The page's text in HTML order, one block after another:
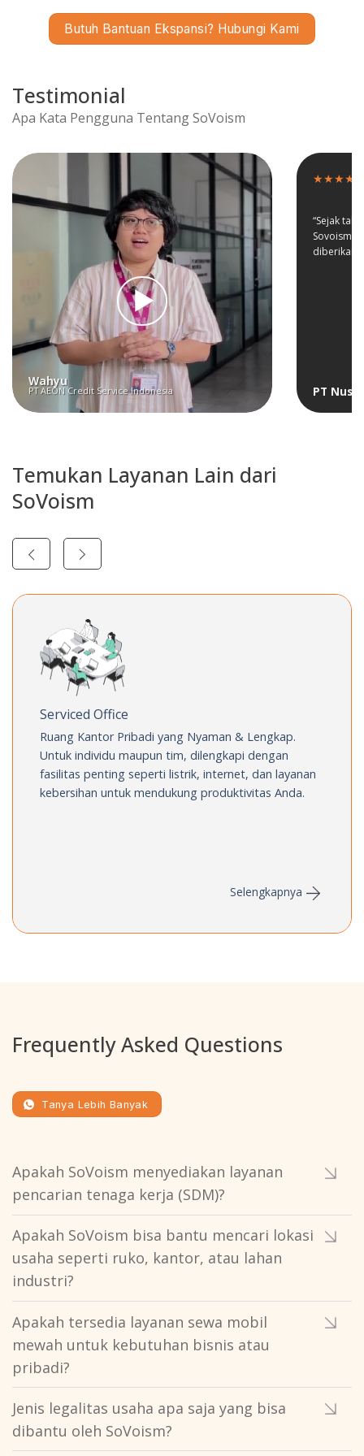
Butuh Bantuan Ekspansi? Hubungi Kami
Testimonial
Apa Kata Pengguna Tentang SoVoism
Wahyu
PT AEON Credit Service Indonesia
“Sejak
Sovoism
diberikan.
PT
Temukan Layanan Lain dari
SoVoism
Serviced Office
Ruang Kantor Pribadi yang Nyaman & Lengkap.
Untuk individu maupun tim, dilengkapi dengan
fasilitas penting seperti listrik, internet, dan layanan
kebersihan untuk mendukung produktivitas Anda.
Selengkapnya
Frequently Asked Questions
Tanya Lebih Banyak
Apakah SoVoism menyediakan layanan
pencarian tenaga kerja (SDM)?
Apakah SoVoism bisa bantu mencari lokasi
usaha seperti ruko, kantor, atau lahan
industri?
Apakah tersedia layanan sewa mobil
mewah untuk kebutuhan bisnis atau
pribadi?
Jenis legalitas usaha apa saja yang bisa
dibantu oleh SoVoism?